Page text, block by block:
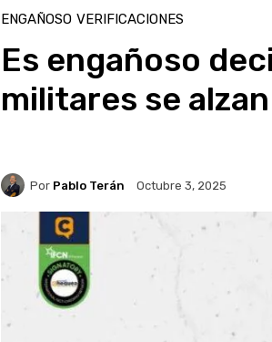
ENGAÑOSO VERIFICACIONES
Es engañoso
militares se
Por Pablo Terán Octubre 3, 2025